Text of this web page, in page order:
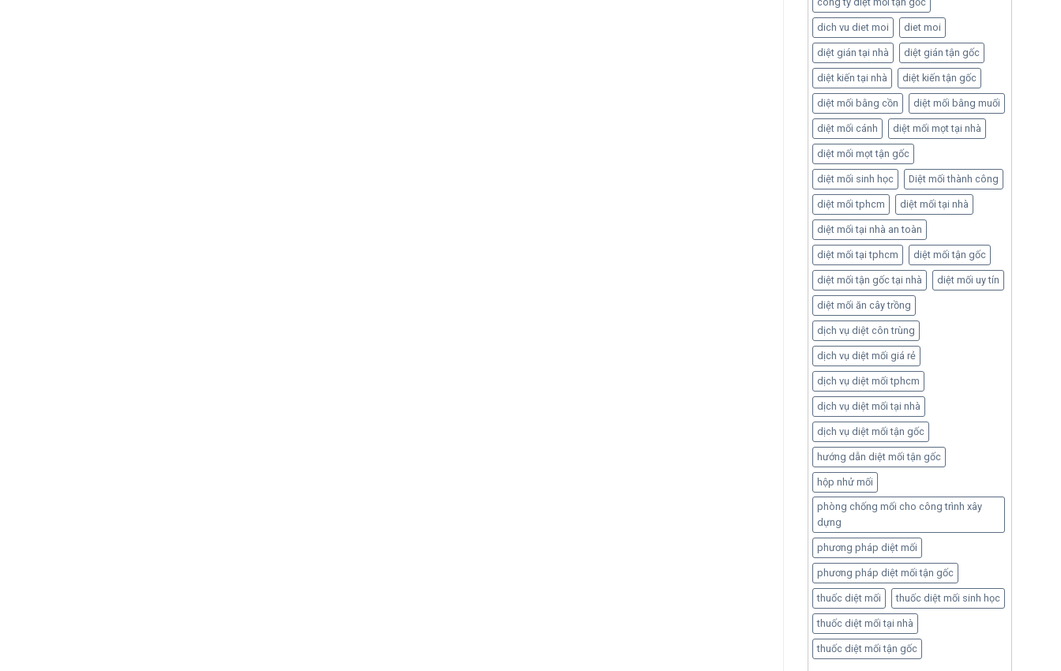
dich vu diet moi diet moi
diệt gián tại nhà diệt gián tận gốc
diệt kiến tại nhà diệt kiến tận gốc
diệt mối bằng cồn diệt mối bằng muối
diệt mối cánh diệt mối mọt tại nhà
diệt mối mọt tận gốc
diệt mối sinh học Diệt mối thành công
diệt mối tphcm diệt mối tại nhà
diệt mối tại nhà an toàn
diệt mối tại tphcm diệt mối tận gốc
diệt mối tận gốc tại nhà diệt mối uy tín
diệt mối ăn cây trồng
dịch vụ diệt côn trùng
dịch vụ diệt mối giá rẻ
dịch vụ diệt mối tphcm
dịch vụ diệt mối tại nhà
dịch vụ diệt mối tận gốc
hướng dẫn diệt mối tận gốc
hộp nhử mối
phòng chống mối cho công trình xây
dựng
phương pháp diệt mối
phương pháp diệt mối tận gốc
thuốc diệt mối thuốc diệt mối sinh học
thuốc diệt mối tại nhà
thuốc diệt mối tận gốc